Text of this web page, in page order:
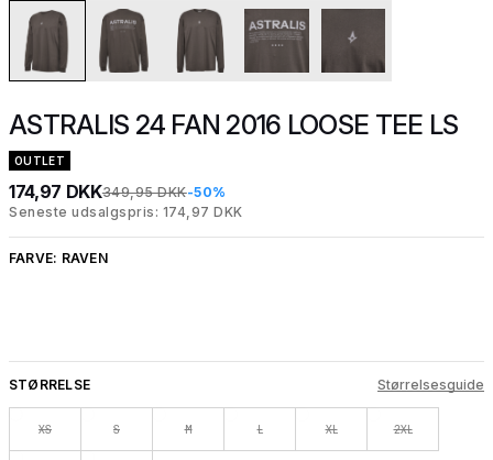
ASTRALIS 24 FAN 2016 LOOSE TEE LS
OUTLET
174,97 DKK349,95 DKK-50%
Seneste udsalgspris: 174,97 DKK
FARVE: RAVEN
STØRRELSE Størrelsesguide
XS S M L XL 2XL